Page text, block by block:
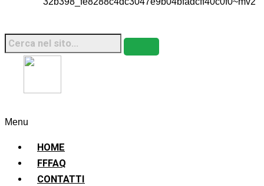
Menu
HOME
FFFAQ
CONTATTI